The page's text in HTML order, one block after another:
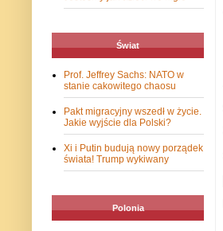
Świat
Prof. Jeffrey Sachs: NATO w
stanie cakowitego chaosu
Pakt migracyjny wszedł w życie.
Jakie wyjście dla Polski?
Xi i Putin budują nowy porządek
świata! Trump wykiwany
Polonia